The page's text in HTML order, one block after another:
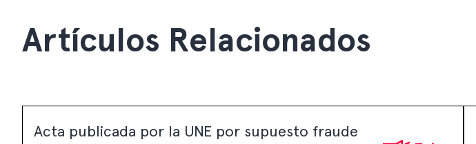
Artículos Relacionados
Acta publicada por la UNE por supuesto fraude